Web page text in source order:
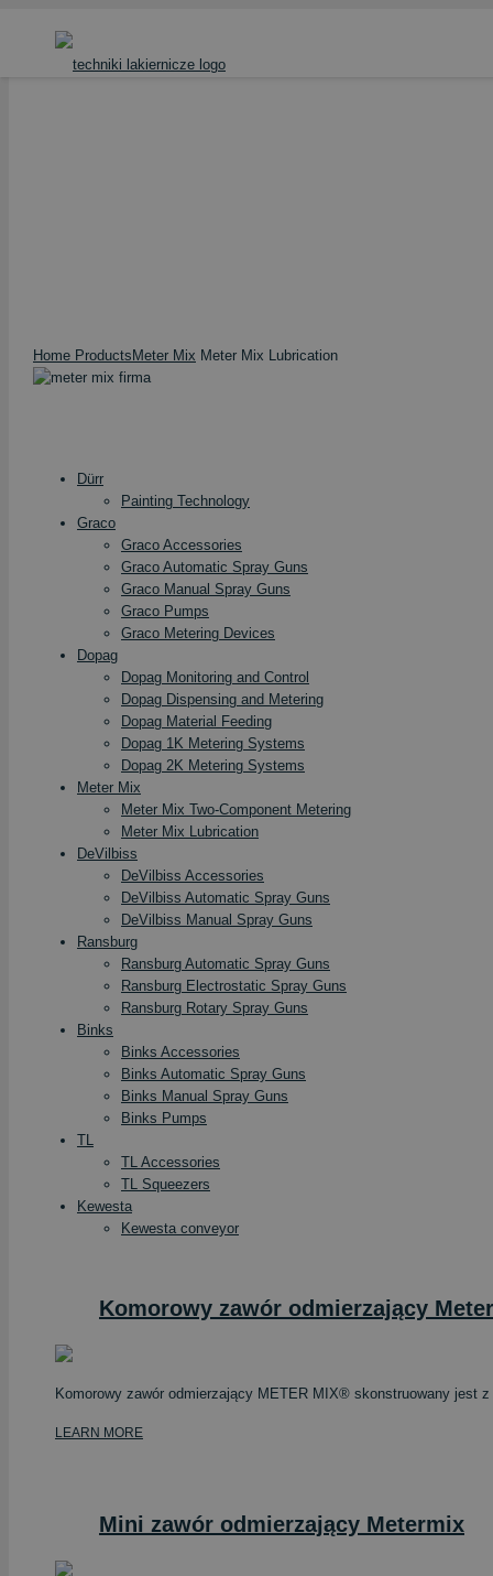
Home Products Meter Mix Meter Mix Lubrication
Dürr
Painting Technology
Graco
Graco Accessories
Graco Automatic Spray Guns
Graco Manual Spray Guns
Graco Pumps
Graco Metering Devices
Dopag
Dopag Monitoring and Control
Dopag Dispensing and Metering
Dopag Material Feeding
Dopag 1K Metering Systems
Dopag 2K Metering Systems
Meter Mix
Meter Mix Two-Component Metering
Meter Mix Lubrication
DeVilbiss
DeVilbiss Accessories
DeVilbiss Automatic Spray Guns
DeVilbiss Manual Spray Guns
Ransburg
Ransburg Automatic Spray Guns
Ransburg Electrostatic Spray Guns
Ransburg Rotary Spray Guns
Binks
Binks Accessories
Binks Automatic Spray Guns
Binks Manual Spray Guns
Binks Pumps
TL
TL Accessories
TL Squeezers
Kewesta
Kewesta conveyor
Komorowy zawór odmierzający
Komorowy zawór odmierzający METER MIX® skonstruowany jest
LEARN MORE
Mini zawór odmierzający Metermix